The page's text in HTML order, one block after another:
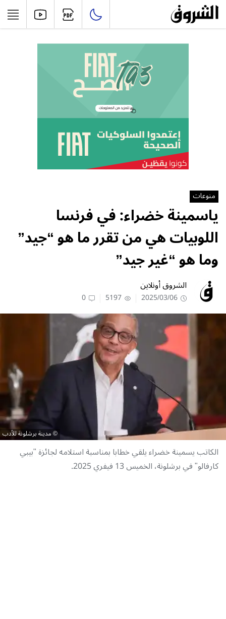
منوعات
ياسمينة خضراء: في فرنسا
اللوبيات هي من تقرر ما هو “جيد”
وما هو “غير جيد”
الشروق أونلاين
2025/03/06
5197
0
مدينة برشلونة للأدب
الكاتب يسمينة خضراء يلقي خطابا بمناسبة استلامه لجائزة "بيبي
كارفالو" في برشلونة، الخميس 13 فيفري 2025.